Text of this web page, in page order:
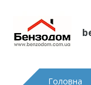
Головна